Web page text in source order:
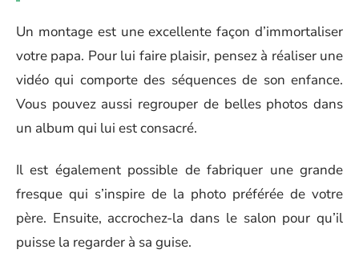
Un montage est une excellente façon d’immortaliser
votre papa. Pour lui faire plaisir, pensez à réaliser une
vidéo qui comporte des séquences de son enfance.
Vous pouvez aussi regrouper de belles photos dans
un album qui lui est consacré.
Il est également possible de fabriquer une grande
fresque qui s’inspire de la photo préférée de votre
père. Ensuite, accrochez-la dans le salon pour qu’il
puisse la regarder à sa guise.